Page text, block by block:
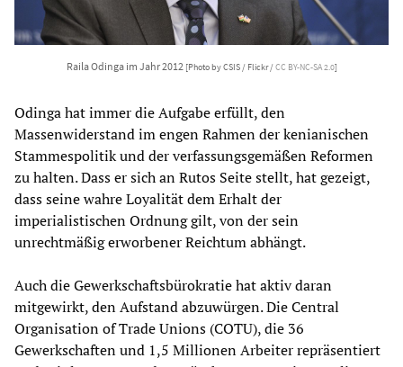
Raila Odinga im Jahr 2012 [Photo by CSIS / Flickr /CC BY-NC-SA 2.0]
Odinga hat immer die Aufgabe erfüllt, den
Massenwiderstand im engen Rahmen der kenianischen
Stammespolitik und der verfassungsgemäßen Reformen
zu halten. Dass er sich an Rutos Seite stellt, hat gezeigt,
dass seine wahre Loyalität dem Erhalt der
imperialistischen Ordnung gilt, von der sein
unrechtmäßig erworbener Reichtum abhängt.
Auch die Gewerkschaftsbürokratie hat aktiv daran
mitgewirkt, den Aufstand abzuwürgen. Die Central
Organisation of Trade Unions (COTU), die 36
Gewerkschaften und 1,5 Millionen Arbeiter repräsentiert